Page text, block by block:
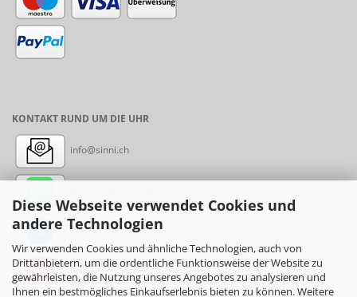
Diese Webseite verwendet Cookies und
andere Technologien
Wir verwenden Cookies und ähnliche Technologien, auch von
Drittanbietern, um die ordentliche Funktionsweise der Website zu
gewährleisten, die Nutzung unseres Angebotes zu analysieren und
Ihnen ein bestmögliches Einkaufserlebnis bieten zu können. Weitere
KONTAKT RUND UM DIE UHR
info@sinni.ch
Messenger: sinni.ch
Instagram: sinni_ch